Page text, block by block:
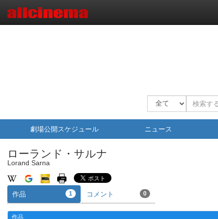
劇場公開スケジュール ニュース
ローランド・サルナ
Lorand Sarna
作品 1 コメント 0
作品